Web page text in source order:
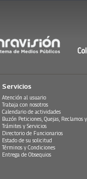
Servicios
Atención al usuario
Trabaja con nosotros
Calendario de actividades
Buzón Peticiones, Quejas, Reclamos
Trámites y Servicios
Directorio de Funcionarios
Estado de su solicitud
Términos y Condiciones
Entrega de Obsequios